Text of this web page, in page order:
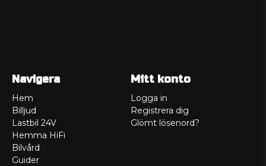
Navigera
Hem
Billjud
Lastbil 24V
Hemma HiFi
Bilvård
Guider
Mitt konto
Logga in
Registrera dig
Glömt lösenord?